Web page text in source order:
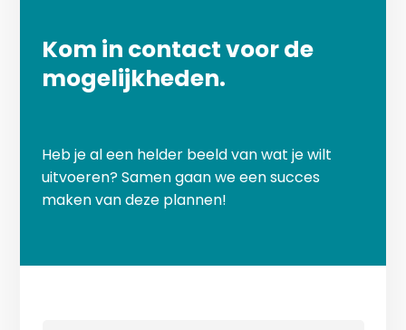
Kom in contact voor de
mogelijkheden.
Heb je al een helder beeld van wat je wilt
uitvoeren? Samen gaan we een succes
maken van deze plannen!